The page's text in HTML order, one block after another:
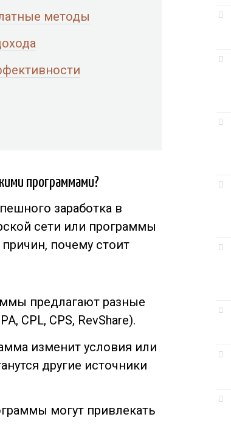
методы
программами?
заработка в
сети или программы
почему стоит
предлагают разные
CPL, CPS, RevShare).
изменит условия или
другие источники
могут привлекать